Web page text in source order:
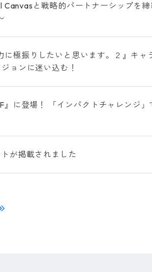
と戦略的パートナーシップを締
に極振りしたいと思います。２』キャ
ョンに迷い込む！
に登場！ 「インパクトチャレンジ」
が掲載されました